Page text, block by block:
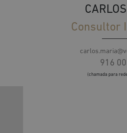
Consultor
916
(chamada para